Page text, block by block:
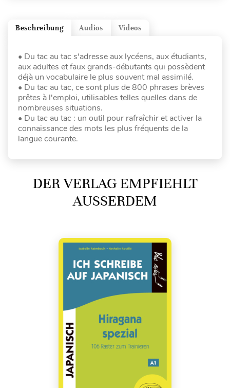
Videos
Audios
Beschreibung
• Du tac au tac s'adresse aux lycéens, aux étudiants,
aux adultes et faux grands-débutants qui possèdent
déjà un vocabulaire le plus souvent mal assimilé.
• Du tac au tac, ce sont plus de 800 phrases brèves
prêtes à l'emploi, utilisables telles quelles dans de
nombreuses situations.
• Du tac au tac : un outil pour rafraîchir et activer la
connaissance des mots les plus fréquents de la
langue courante.
DER VERLAG EMPFIEHLT
AUSSERDEM